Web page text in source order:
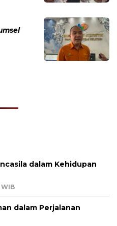
dalam Kehidupan
dalam Perjalanan